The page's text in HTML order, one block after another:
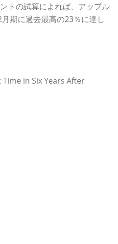
トの試算によれば、アップル
期に過去最高の23％に達し
in Six Years After